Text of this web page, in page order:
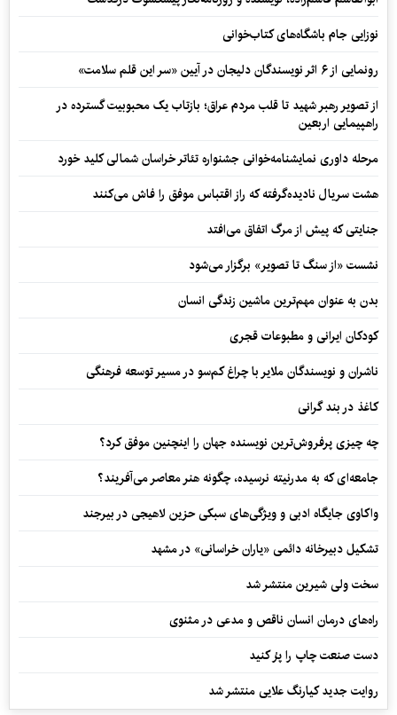
نوزایی جام باشگاه‌های کتاب‌خوانی
رونمایی از ۶ اثر نویسندگان دلیجان در آیین «سر این قلم سلامت»
از تصویر رهبر شهید تا قلب مردم عراق؛ بازتاب یک محبوبیت گسترده در
راهپیمایی اربعین
مرحله داوری نمایشنامه‌خوانی جشنواره تئاتر خراسان شمالی کلید خورد
هشت سریال نادیده‌گرفته که راز اقتباس موفق را فاش می‌کنند
جنایتی که پیش از مرگ اتفاق می‌افتد
نشست «از سنگ تا تصویر» برگزار می‌شود
بدن به عنوان مهم‌ترین ماشین زندگی انسان
کودکان ایرانی و مطبوعات قجری
ناشران و نویسندگان ملایر با چراغ کم‌سو در مسیر توسعه فرهنگی
کاغذ در بند گرانی
چه چیزی پرفروش‌ترین نویسنده جهان را اینچنین موفق کرد؟
جامعه‌ای که به مدرنیته نرسیده، چگونه هنر معاصر می‌آفریند؟
واکاوی جایگاه ادبی و ویژگی‌های سبکی حزین لاهیجی در بیرجند
تشکیل دبیرخانه دائمی «یاران خراسانی» در مشهد
سخت ولی شیرین منتشر شد
راه‌های درمان انسان ناقص و مدعی در مثنوی
دست صنعت چاپ را پرُ کنید
روایت جدید کیارنگ علایی منتشر شد